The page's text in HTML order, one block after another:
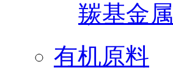
羰基金属
有机原料